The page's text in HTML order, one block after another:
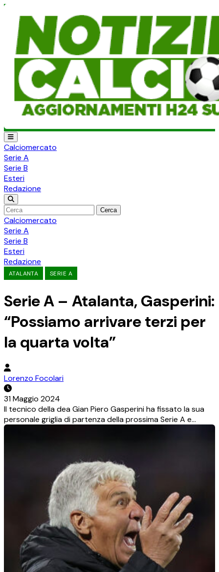
Calciomercato
Serie A
Serie B
Esteri
Redazione
Cerca
Calciomercato
Serie A
Serie B
Esteri
Redazione
ATALANTA SERIE A
Serie A – Atalanta, Gasperini:
“Possiamo arrivare terzi per
la quarta volta”
Lorenzo Focolari
31 Maggio 2024
Il tecnico della dea Gian Piero Gasperini ha fissato la sua
personale griglia di partenza della prossima Serie A e…